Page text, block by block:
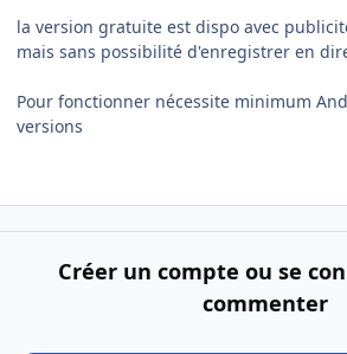
la version gratuite est dispo avec
mais sans possibilité d'enregistrer en
Pour fonctionner nécessite minimum
versions
Créer un compte ou se
commenter